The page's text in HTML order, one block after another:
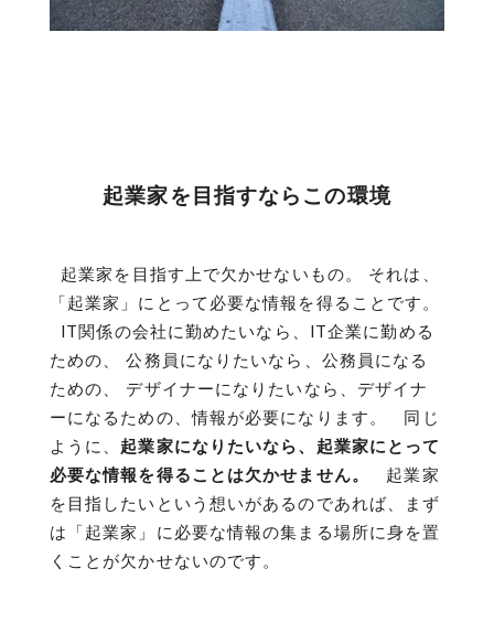
起業家を目指すならこの環境
起業家を目指す上で欠かせないもの。 それは、
「起業家」にとって必要な情報を得ることです。
IT関係の会社に勤めたいなら、IT企業に勤める
ための、 公務員になりたいなら、公務員になる
ための、 デザイナーになりたいなら、デザイナ
ーになるための、情報が必要になります。 同じ
ように、 起業家になりたいなら、起業家にとって
必要な情報を得ることは欠かせません。
起業家
を目指したいという想いがあるのであれば、まず
は「起業家」に必要な情報の集まる場所に身を置
くことが欠かせないのです。